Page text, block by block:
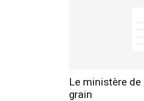
Le ministère
grain